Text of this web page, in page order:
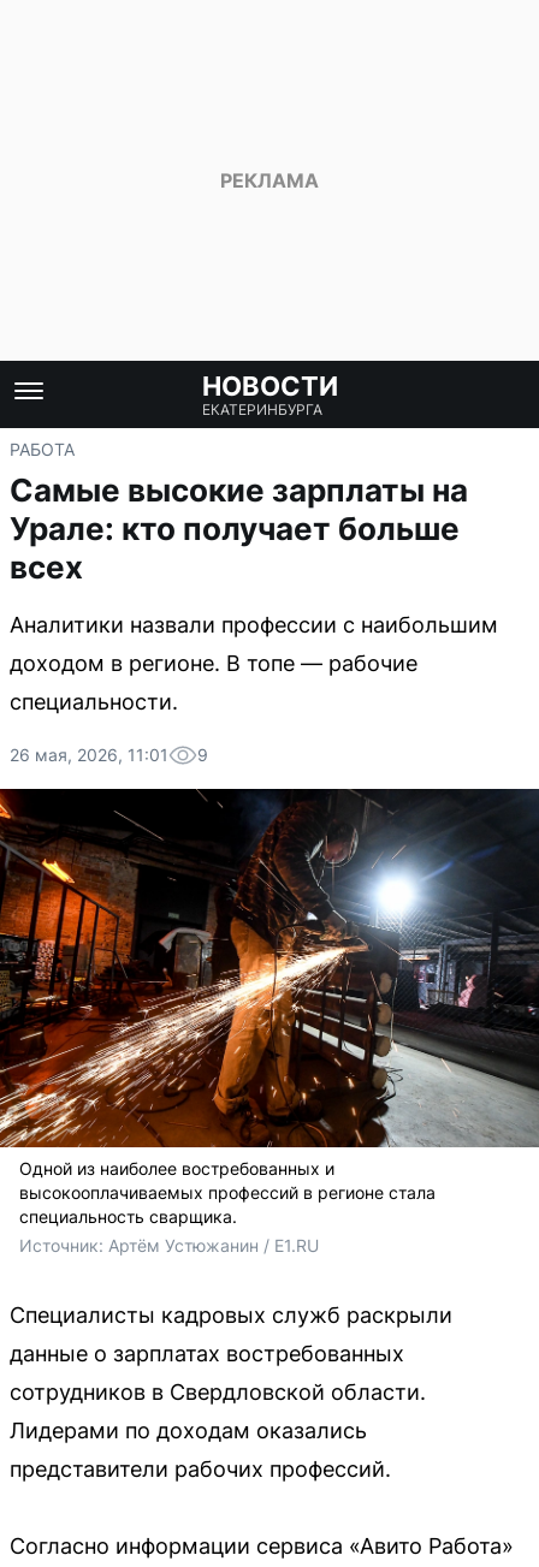
НОВОСТИ
ЕКАТЕРИНБУРГА
РАБОТА
Самые высокие зарплаты на
Урале: кто получает больше
всех
Аналитики назвали профессии с наибольшим
доходом в регионе. В топе — рабочие
специальности.
26 мая, 2026, 11:01 9
Одной из наиболее востребованных и
высокооплачиваемых профессий в регионе стала
специальность сварщика.
Источник: Артём Устюжанин / E1.RU
Специалисты кадровых служб раскрыли
данные о зарплатах востребованных
сотрудников в Свердловской области.
Лидерами по доходам оказались
представители рабочих профессий.
Согласно информации сервиса «Авито Работа»